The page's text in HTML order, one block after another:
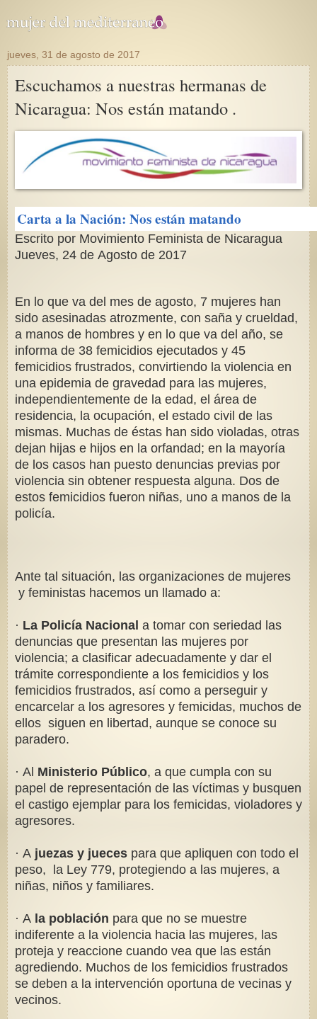
jueves, 31 de agosto de 2017
Escuchamos a nuestras hermanas de
Nicaragua: Nos están matando .
Carta a la Nación: Nos están matando
Escrito por Movimiento Feminista de Nicaragua
Jueves, 24 de Agosto de 2017
En lo que va del mes de agosto, 7 mujeres han
sido asesinadas atrozmente, con saña y crueldad,
a manos de hombres y en lo que va del año, se
informa de 38 femicidios ejecutados y 45
femicidios frustrados, convirtiendo la violencia en
una epidemia de gravedad para las mujeres,
independientemente de la edad, el área de
residencia, la ocupación, el estado civil de las
mismas. Muchas de éstas han sido violadas, otras
dejan hijas e hijos en la orfandad; en la mayoría
de los casos han puesto denuncias previas por
violencia sin obtener respuesta alguna. Dos de
estos femicidios fueron niñas, uno a manos de la
policía.
Ante tal situación, las organizaciones de mujeres
y feministas hacemos un llamado a:
· La Policía Nacional a tomar con seriedad las
denuncias que presentan las mujeres por
violencia; a clasificar adecuadamente y dar el
trámite correspondiente a los femicidios y los
femicidios frustrados, así como a perseguir y
encarcelar a los agresores y femicidas, muchos de
ellos siguen en libertad, aunque se conoce su
paradero.
· Al Ministerio Público, a que cumpla con su
papel de representación de las víctimas y busquen
el castigo ejemplar para los femicidas, violadores y
agresores.
· A juezas y jueces para que apliquen con todo el
peso, la Ley 779, protegiendo a las mujeres, a
niñas, niños y familiares.
· A la población para que no se muestre
indiferente a la violencia hacia las mujeres, las
proteja y reaccione cuando vea que las están
agrediendo. Muchos de los femicidios frustrados
se deben a la intervención oportuna de vecinas y
vecinos.